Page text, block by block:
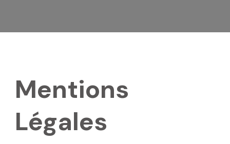
Mentions
Légales